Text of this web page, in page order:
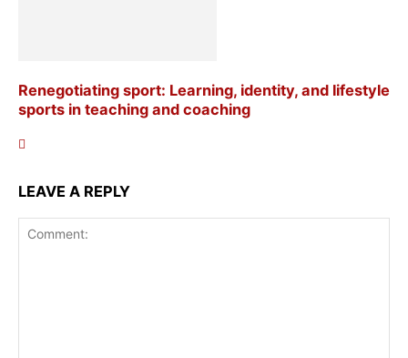
Renegotiating sport: Learning, identity, and lifestyle
sports in teaching and coaching
LEAVE A REPLY